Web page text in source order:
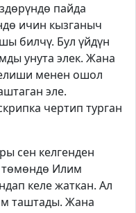
пайда
ичин кызганыч
билчү. Бул үйдүн
унута элек. Жана
менен ошол
эле.
чертип турган
сен келгенден
төмөндө Илим
келе жаткан. Ал
таштады. Жана